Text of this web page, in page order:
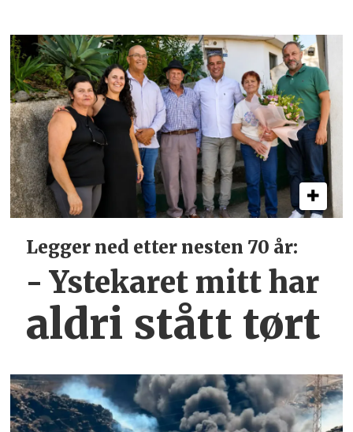
Legger ned etter nesten 70 år:
- Ystekaret mitt har
aldri stått tørt